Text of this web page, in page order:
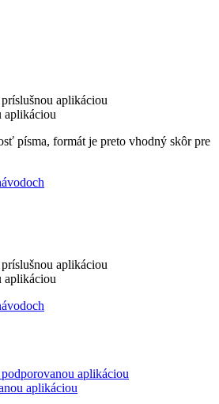
aplikáciou
aplikáciou
písma, formát je preto vhodný skôr pre
aplikáciou
aplikáciou
podporovanou aplikáciou
aplikáciou